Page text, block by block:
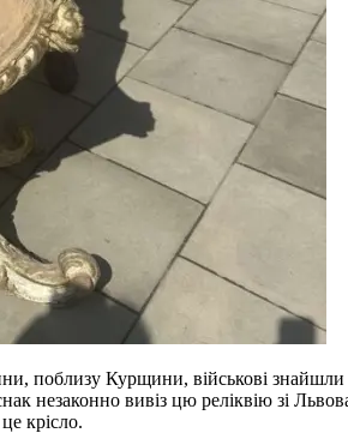
поблизу Курщини, військові
незаконно вивіз цю реліквію зі
крісло.